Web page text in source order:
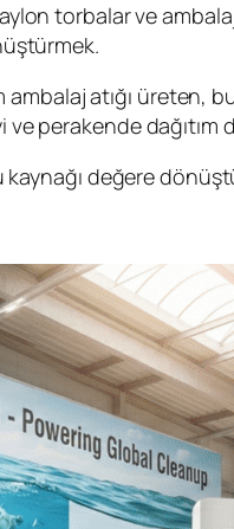
torbalar ve
atığı üreten,
perakende dağıtım
kaynağı değere